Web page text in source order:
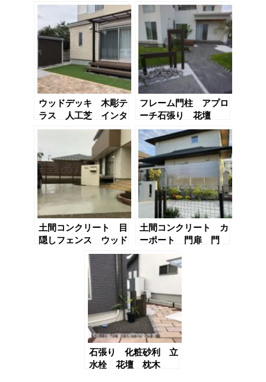
ウッドデッキ 木彫テ
ラス 人工芝 インタ
ーロッキング敷き 敷
フレーム門柱 アプロ
ーチ石張り 花壇
土間コンクリート 目
隠しフェンス ウッド
デッキ 玄関前石張
り 門袖 花
土間コンクリート カ
ーポート 門扉 門
袖 境界フェンス 目
隠しフェンス
石張り 化粧砂利 立
水栓 花壇 枕木